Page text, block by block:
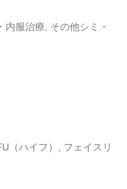
服治療, その他シミ・
（ハイフ）, フェイスリ